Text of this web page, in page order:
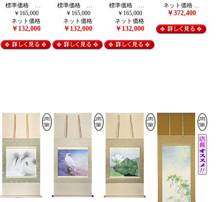
標準価格 …
￥165,000
ネット価格
￥132,000
標準価格 …
￥165,000
ネット価格
￥132,000
標準価格 …
￥165,000
ネット価格
￥132,000
ネット価格 …
￥372,400